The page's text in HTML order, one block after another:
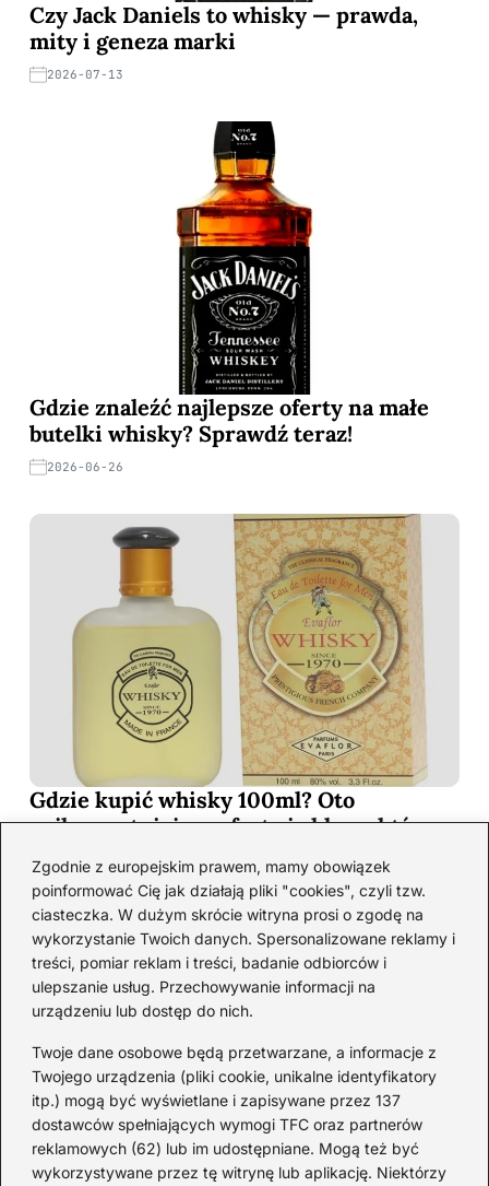
Zgodnie z europejskim prawem, mamy obowiązek
poinformować Cię jak działają pliki "cookies", czyli tzw.
ciasteczka. W dużym skrócie witryna prosi o zgodę na
wykorzystanie Twoich danych. Spersonalizowane reklamy i
treści, pomiar reklam i treści, badanie odbiorców i
ulepszanie usług. Przechowywanie informacji na
urządzeniu lub dostęp do nich.
Twoje dane osobowe będą przetwarzane, a informacje z
Twojego urządzenia (pliki cookie, unikalne identyfikatory
itp.) mogą być wyświetlane i zapisywane przez 137
dostawców spełniających wymogi TFC oraz partnerów
reklamowych (62) lub im udostępniane. Mogą też być
wykorzystywane przez tę witrynę lub aplikację. Niektórzy
Czy Jack Daniels to whisky — prawda,
mity i geneza marki
2026-07-13
Gdzie znaleźć najlepsze oferty na małe
butelki whisky? Sprawdź teraz!
2026-06-26
Gdzie kupić whisky 100ml? Oto
najkorzystniejsze oferty i sklepy, które
2026-06-26
Kategorie
Koktajle(128)
Likier (10)
Piwo(28)
Porady(66)
Przekąski(36)
Rum(3)